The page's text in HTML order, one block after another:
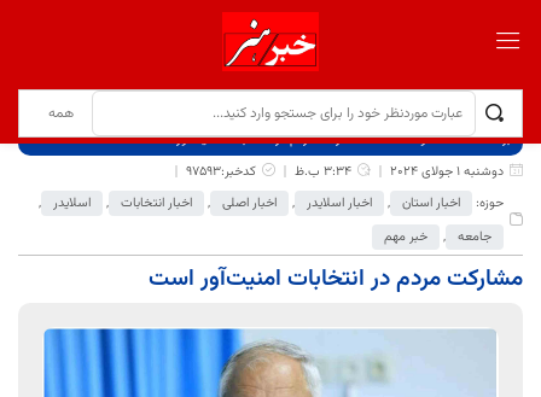
برگ نخست نوشته‌ها
مشارکت مردم در انتخابات امنیت‌آور است
دوشنبه 1 جولای 2024
3:34 ب.ظ
کدخبر:97593
حوزه:
اخبار استان , اخبار اسلایدر , اخبار اصلی , اخبار انتخابات , اسلایدر
,
جامعه , خبر مهم
مشارکت مردم در انتخابات امنیت‌آور است